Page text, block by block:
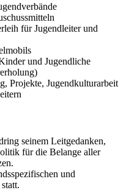
für Jugendleiter und
und Jugendliche
Projekte, Jugendkulturarbeit
seinem Leitgedanken,
für die Belange aller
und